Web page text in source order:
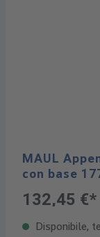
MAUL
con base
132,45 €*
Disponibile,